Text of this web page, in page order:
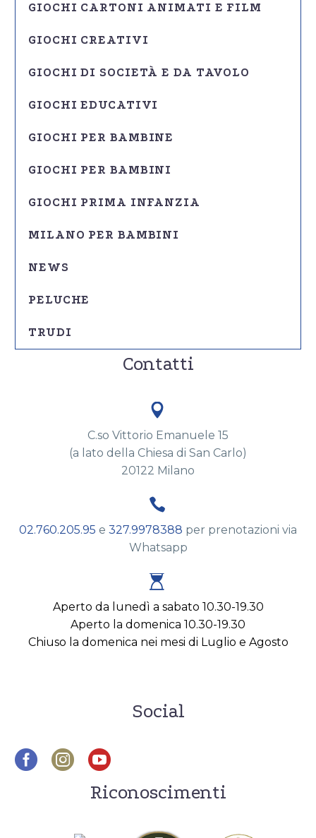
GIOCHI CARTONI ANIMATI E FILM
GIOCHI CREATIVI
GIOCHI DI SOCIETÀ E DA TAVOLO
GIOCHI EDUCATIVI
GIOCHI PER BAMBINE
GIOCHI PER BAMBINI
GIOCHI PRIMA INFANZIA
MILANO PER BAMBINI
NEWS
PELUCHE
TRUDI
Contatti


C.so Vittorio Emanuele 15
(a lato della Chiesa di San Carlo)
20122 Milano


02.760.205.95 e 327.9978388 per prenotazioni via
Whatsapp


Aperto da lunedì a sabato 10.30-19.30
Aperto la domenica 10.30-19.30
Chiuso la domenica nei mesi di Luglio e Agosto
Social
Riconoscimenti